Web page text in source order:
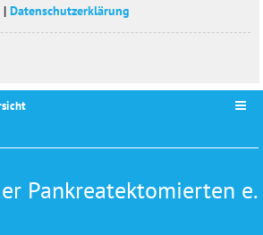
| Datenschutzerklärung
Pankreatektomierten e.